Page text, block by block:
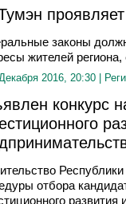
законы
жителей
2016, 20:30 |
конкурс
отбора